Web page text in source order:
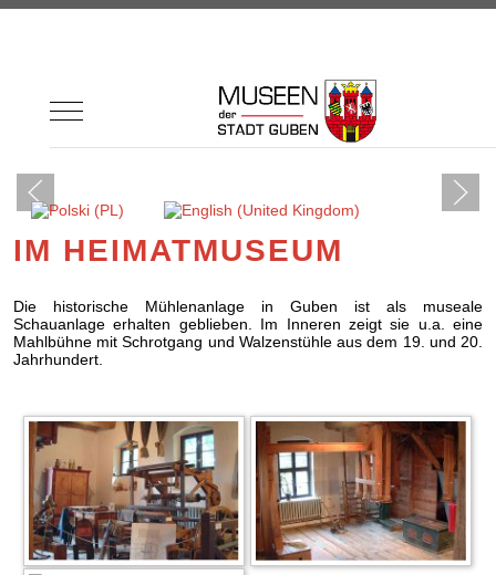
Mobile Menu Toggle
Sprache auswählen
IM HEIMATMUSEUM
Die historische Mühlenanlage in Guben ist als museale
Schauanlage erhalten geblieben. Im Inneren zeigt sie u.a. eine
Mahlbühne mit Schrotgang und Walzenstühle aus dem 19. und 20.
Jahrhundert.